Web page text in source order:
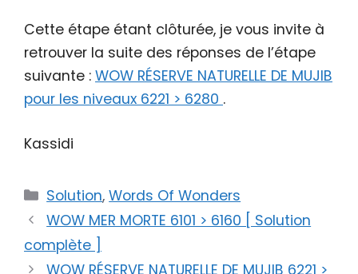
Cette étape étant clôturée, je vous invite à
retrouver la suite des réponses de l’étape
suivante : WOW RÉSERVE NATURELLE DE MUJIB
pour les niveaux 6221 > 6280 .
Kassidi
Catégories
Solution,Words Of Wonders
WOW MER MORTE 6101 > 6160 [ Solution
complète ]
WOW RÉSERVE NATURELLE DE MUJIB 6221 >